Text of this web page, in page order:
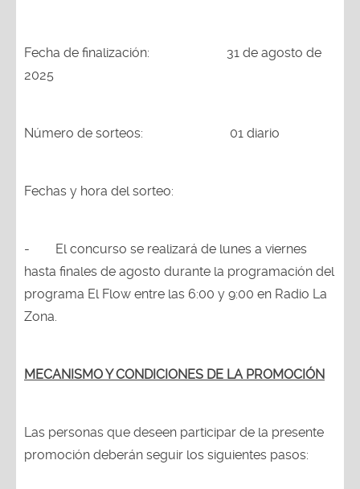
Fecha de finalización: 31 de agosto de
2025
Número de sorteos: 01 diario
Fechas y hora del sorteo:
- El concurso se realizará de lunes a viernes
hasta finales de agosto durante la programación del
programa El Flow entre las 6:00 y 9:00 en Radio La
Zona.
MECANISMO Y CONDICIONES DE LA PROMOCIÓN
Las personas que deseen participar de la presente
promoción deberán seguir los siguientes pasos: